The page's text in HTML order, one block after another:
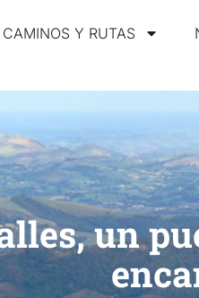
CAMINOS Y RUTAS
un